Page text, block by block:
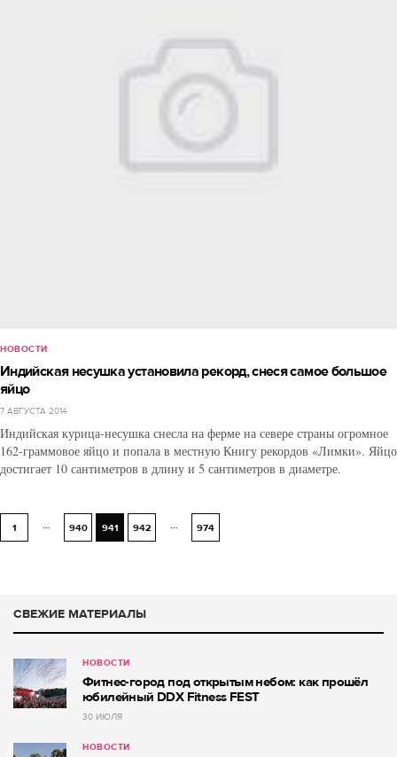
НОВОСТИ
Индийская несушка установила рекорд, снеся самое большое
яйцо
7 АВГУСТА 2014
Индийская курица-несушка снесла на ферме на севере страны огромное
162-граммовое яйцо и попала в местную Книгу рекордов «Лимки». Яйцо
достигает 10 сантиметров в длину и 5 сантиметров в диаметре.
1 ... 940 941 942 ... 974
СВЕЖИЕ МАТЕРИАЛЫ
НОВОСТИ
Фитнес-город под открытым небом: как прошёл
юбилейный DDX Fitness FEST
30 ИЮЛЯ
НОВОСТИ